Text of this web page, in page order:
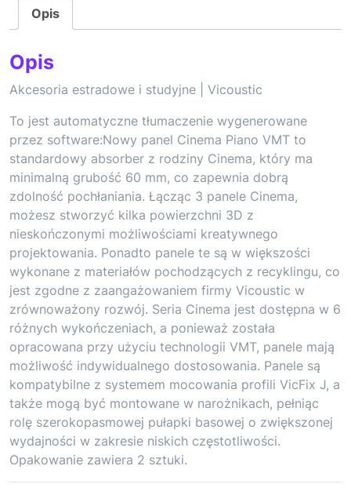
Opis
Opis
Akcesoria estradowe i studyjne | Vicoustic
To jest automatyczne tłumaczenie wygenerowane
przez software:Nowy panel Cinema Piano VMT to
standardowy absorber z rodziny Cinema, który ma
minimalną grubość 60 mm, co zapewnia dobrą
zdolność pochłaniania. Łącząc 3 panele Cinema,
możesz stworzyć kilka powierzchni 3D z
nieskończonymi możliwościami kreatywnego
projektowania. Ponadto panele te są w większości
wykonane z materiałów pochodzących z recyklingu, co
jest zgodne z zaangażowaniem firmy Vicoustic w
zrównoważony rozwój. Seria Cinema jest dostępna w 6
różnych wykończeniach, a ponieważ została
opracowana przy użyciu technologii VMT, panele mają
możliwość indywidualnego dostosowania. Panele są
kompatybilne z systemem mocowania profili VicFix J, a
także mogą być montowane w narożnikach, pełniąc
rolę szerokopasmowej pułapki basowej o zwiększonej
wydajności w zakresie niskich częstotliwości.
Opakowanie zawiera 2 sztuki.